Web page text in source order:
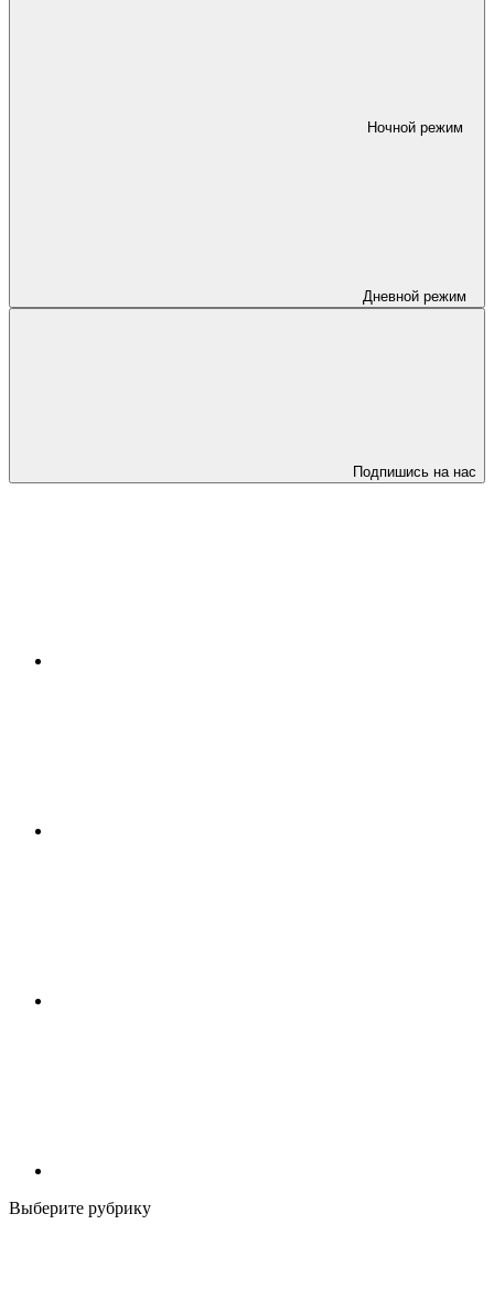
Ночной режим
Дневной режим
Подпишись на нас
Выберите рубрику